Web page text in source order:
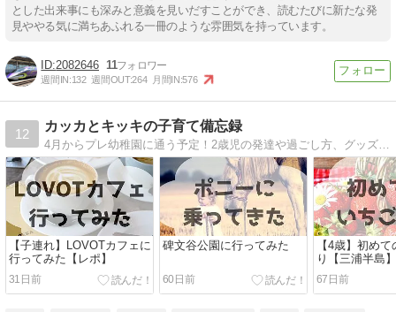
とした出来事にも深みと意義を見いだすことができ、読むたびに新たな発
見ややる気に満ちあふれる一冊のような雰囲気を持っています。
2082646 11
週間IN:132 週間OUT:264 月間IN:576
12
カッカとキッキの子育て備忘録
4月からプレ幼稚園に通う予定！2歳児の発達や過ごし方、グッズやおもちゃレビューなど。右も左も分からなんなりにガンバッテイル。
【子連れ】LOVOTカフェに
行ってみた【レポ】
31日前
碑文谷公園に行ってみた
60日前
【4歳】初め
り【三浦半島】
67日前